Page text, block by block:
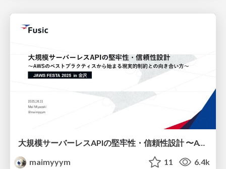
大規模サーバーレスAPIの堅牢性・信頼性設計 〜AWSのベストプラクティスから始まる現実的制約との向き合い方〜
maimyyym
11 6.4k